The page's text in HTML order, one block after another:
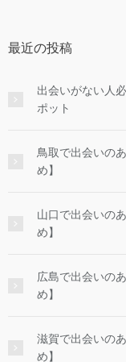
最近の投稿
出会いがない人
ポット
鳥取で出会いの
め】
山口で出会いの
め】
広島で出会いの
め】
滋賀で出会いの
め】